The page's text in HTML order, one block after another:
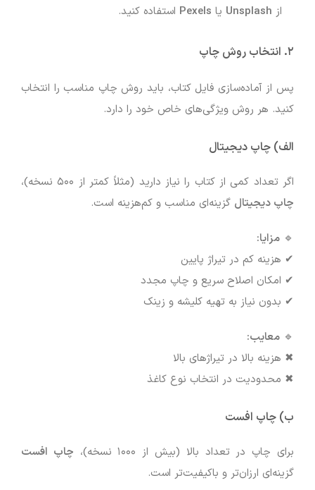
از Unsplash یا Pexels استفاده کنید.
۲. انتخاب روش چاپ
پس از آماده‌سازی فایل کتاب، باید روش چاپ مناسب را انتخاب
کنید. هر روش ویژگی‌های خاص خود را دارد.
الف) چاپ دیجیتال
اگر تعداد کمی از کتاب را نیاز دارید (مثلاً کمتر از ۵۰۰ نسخه)،
چاپ دیجیتال گزینه‌ای مناسب و کم‌هزینه است.
🔹 مزایا:
✔ هزینه کم در تیراژ پایین
✔ امکان اصلاح سریع و چاپ مجدد
✔ بدون نیاز به تهیه کلیشه و زینک
🔹 معایب:
✖ هزینه بالا در تیراژهای بالا
✖ محدودیت در انتخاب نوع کاغذ
ب) چاپ افست
برای چاپ در تعداد بالا (بیش از ۱۰۰۰ نسخه)،
چاپ افست
گزینه‌ای ارزان‌تر و باکیفیت‌تر است.